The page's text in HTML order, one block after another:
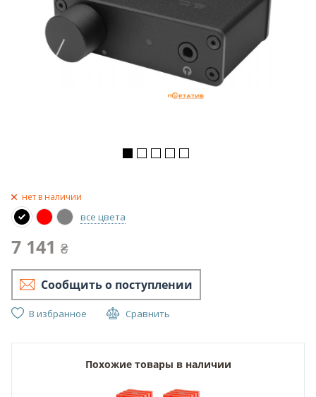
нет в наличии
все цвета
7 141 ₴
Сообщить о поступлении
В избранное Сравнить
Похожие товары в наличии